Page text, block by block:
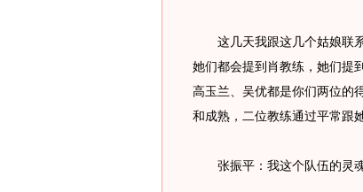
这几天我跟这几个姑娘联系
她们都会提到肖教练，她们提
高玉兰、吴优都是你们两位的
和成熟，二位教练通过平常跟
张振平：我这个队伍的灵魂